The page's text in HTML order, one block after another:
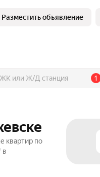
Разместить объявление
1
квартир по
в